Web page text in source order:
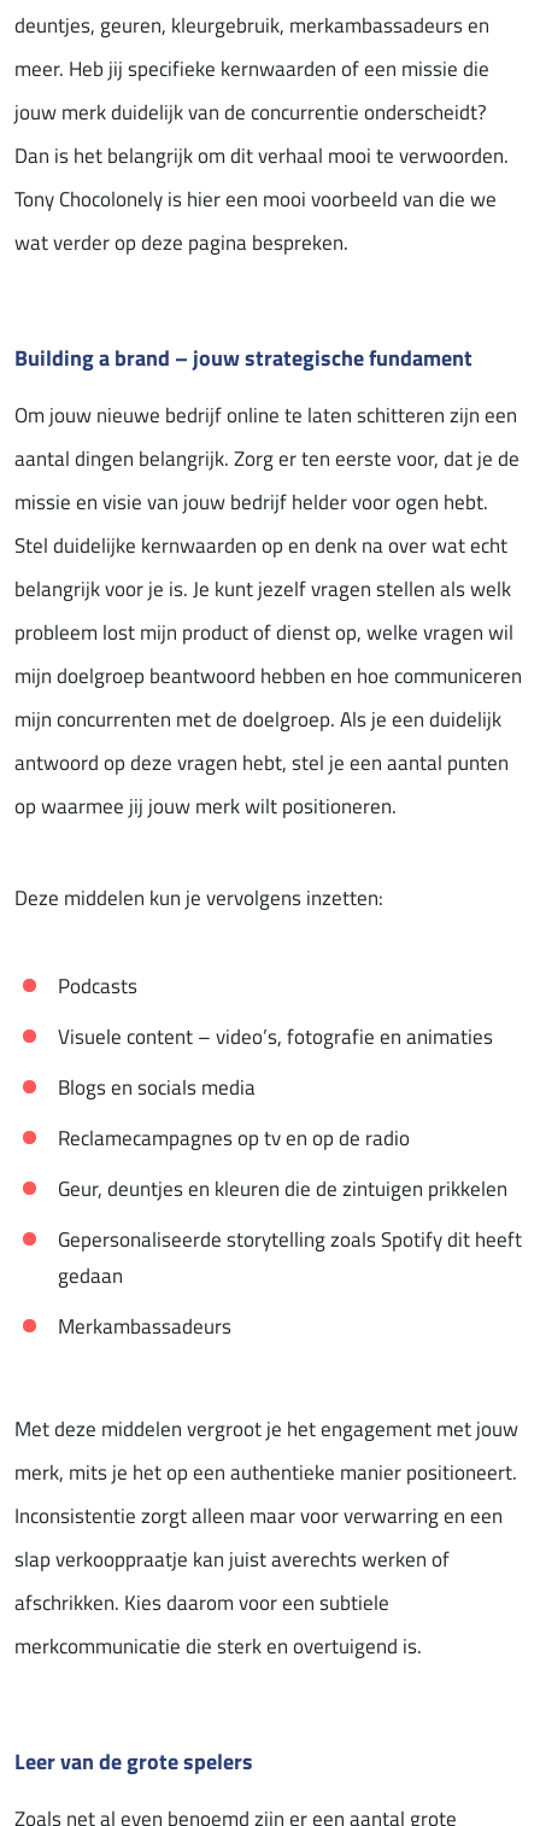
deuntjes, geuren, kleurgebruik, merkambassadeurs en
meer. Heb jij specifieke kernwaarden of een missie die
jouw merk duidelijk van de concurrentie onderscheidt?
Dan is het belangrijk om dit verhaal mooi te verwoorden.
Tony Chocolonely is hier een mooi voorbeeld van die we
wat verder op deze pagina bespreken.
Building a brand – jouw strategische fundament
Om jouw nieuwe bedrijf online te laten schitteren zijn een
aantal dingen belangrijk. Zorg er ten eerste voor, dat je de
missie en visie van jouw bedrijf helder voor ogen hebt.
Stel duidelijke kernwaarden op en denk na over wat echt
belangrijk voor je is. Je kunt jezelf vragen stellen als welk
probleem lost mijn product of dienst op, welke vragen wil
mijn doelgroep beantwoord hebben en hoe communiceren
mijn concurrenten met de doelgroep. Als je een duidelijk
antwoord op deze vragen hebt, stel je een aantal punten
op waarmee jij jouw merk wilt positioneren.
Deze middelen kun je vervolgens inzetten:
Podcasts
Visuele content – video’s, fotografie en animaties
Blogs en socials media
Reclamecampagnes op tv en op de radio
Geur, deuntjes en kleuren die de zintuigen prikkelen
Gepersonaliseerde storytelling zoals Spotify dit heeft
gedaan
Merkambassadeurs
Met deze middelen vergroot je het engagement met jouw
merk, mits je het op een authentieke manier positioneert.
Inconsistentie zorgt alleen maar voor verwarring en een
slap verkooppraatje kan juist averechts werken of
afschrikken. Kies daarom voor een subtiele
merkcommunicatie die sterk en overtuigend is.
Leer van de grote spelers
Zoals net al even benoemd zijn er een aantal grote